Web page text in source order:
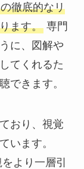
徹底的なリ
ます。専門
に、図解や
てくれるた
できます。
おり、視覚
います。
より一層引